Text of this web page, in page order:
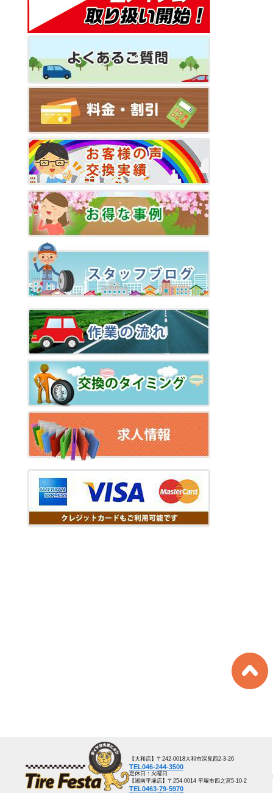
【大和店】〒242-0018大和市深見西2-3-26
TEL046-244-3500
定休日：火曜日
【湘南平塚店】〒254-0014 平塚市四之宮5-10-2
TEL0463-79-5970